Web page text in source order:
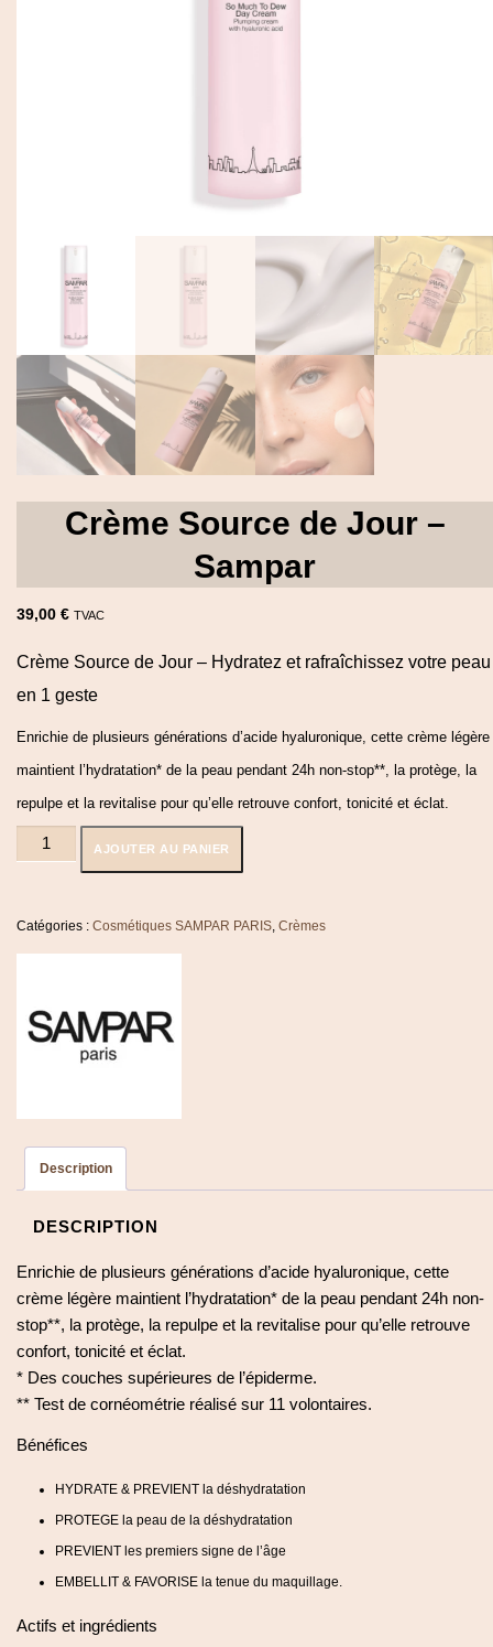
Crème Source de Jour –
Sampar
39,00 € TVAC
Crème Source de Jour – Hydratez et rafraîchissez votre peau
en 1 geste
Enrichie de plusieurs générations d’acide hyaluronique, cette crème légère
maintient l’hydratation* de la peau pendant 24h non-stop**, la protège, la
repulpe et la revitalise pour qu’elle retrouve confort, tonicité et éclat.
de
AJOUTER AU PANIER
Catégories : Cosmétiques SAMPAR PARIS Crèmes
Description
DESCRIPTION
Enrichie de plusieurs générations d’acide hyaluronique, cette
crème légère maintient l’hydratation* de la peau pendant 24h non-
stop**, la protège, la repulpe et la revitalise pour qu’elle retrouve
confort, tonicité et éclat.
* Des couches supérieures de l’épiderme.
** Test de cornéométrie réalisé sur 11 volontaires.
Bénéfices
HYDRATE & PREVIENT la déshydratation
PROTEGE la peau de la déshydratation
PREVIENT les premiers signe de l’âge
EMBELLIT & FAVORISE la tenue du maquillage.
Actifs et ingrédients